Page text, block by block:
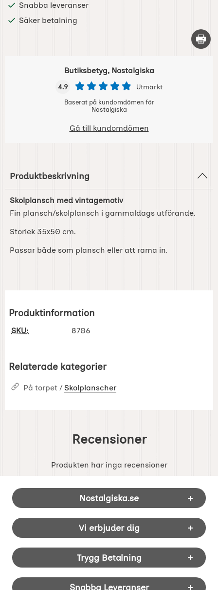
Snabba leveranser
Säker betalning
Skriv
Butiksbetyg, Nostalgiska
4.9 Utmärkt
Baserat på kundomdömen för
Nostalgiska
Gå till kundomdömen
Produktbeskrivning
Skolplansch med vintagemotiv
Fin plansch/skolplansch i gammaldags utförande.
Storlek 35x50 cm.
Passar både som plansch eller att rama in.
Produktinformation
SKU: 8706
Relaterade kategorier
På torpet / Skolplanscher
Recensioner
Produkten har inga recensioner
Sidfot Blandad info och länkar
Nostalgiska.se
Vi erbjuder dig
Trygg Betalning
Snabba Leveranser